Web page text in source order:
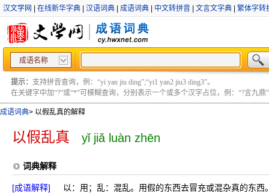
汉文学网 在线新华字典 汉语词典 成语词典 中文转拼音 文言文字典 繁体字转
成语名称
提示： 支持拼音查询，例：“yi yan jiu ding”;“yi1 yan2 jiu3 ding3”。
在关键字中加“?”或“*”可模糊查询，分别表示一个或多个汉字占位，例：“?言九鼎”
成语词典> 以假乱真的解释
以假乱真 yǐ jiǎ luàn zhēn
词典解释
[成语解释]
以：用；乱：混乱。用假的东西去冒充或混杂真的东西